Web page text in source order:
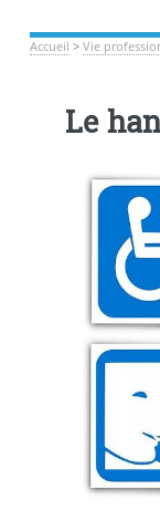
Accueil > Vie
Le